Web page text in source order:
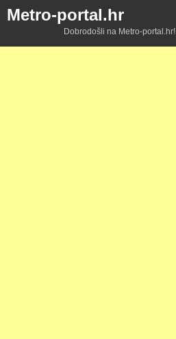
Metro-portal.hr
Dobrodošli na Metro-portal.hr!